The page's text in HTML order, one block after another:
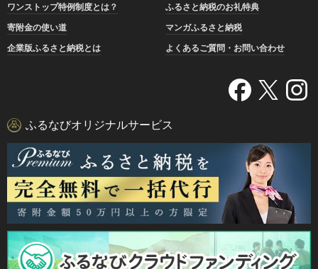
ワンストップ特例制度とは？
ふるさと納税のお礼特典
寄附金の使い道
マンガふるさと納税
企業版ふるさと納税とは
よくあるご質問・お問い合わせ
ふるなびオリジナルサービス